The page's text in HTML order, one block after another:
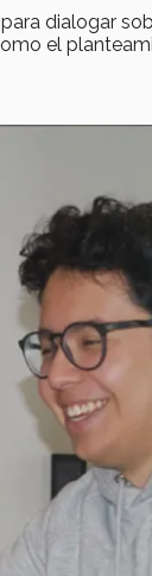
dialogar
el